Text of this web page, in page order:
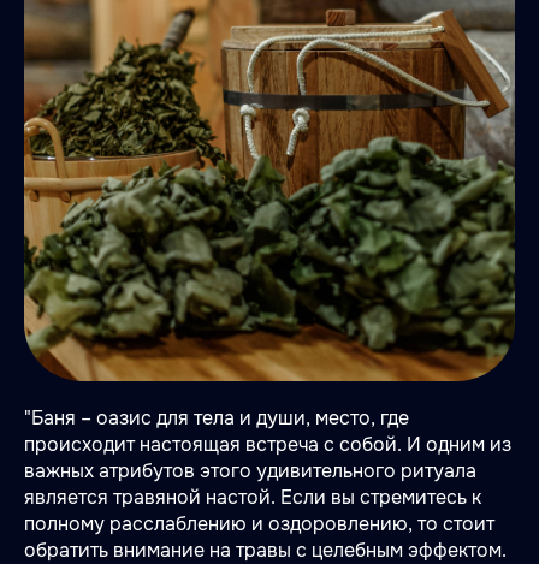
"Баня – оазис для тела и души, место, где
происходит настоящая встреча с собой. И одним из
важных атрибутов этого удивительного ритуала
является травяной настой. Если вы стремитесь к
полному расслаблению и оздоровлению, то стоит
обратить внимание на травы с целебным эффектом.